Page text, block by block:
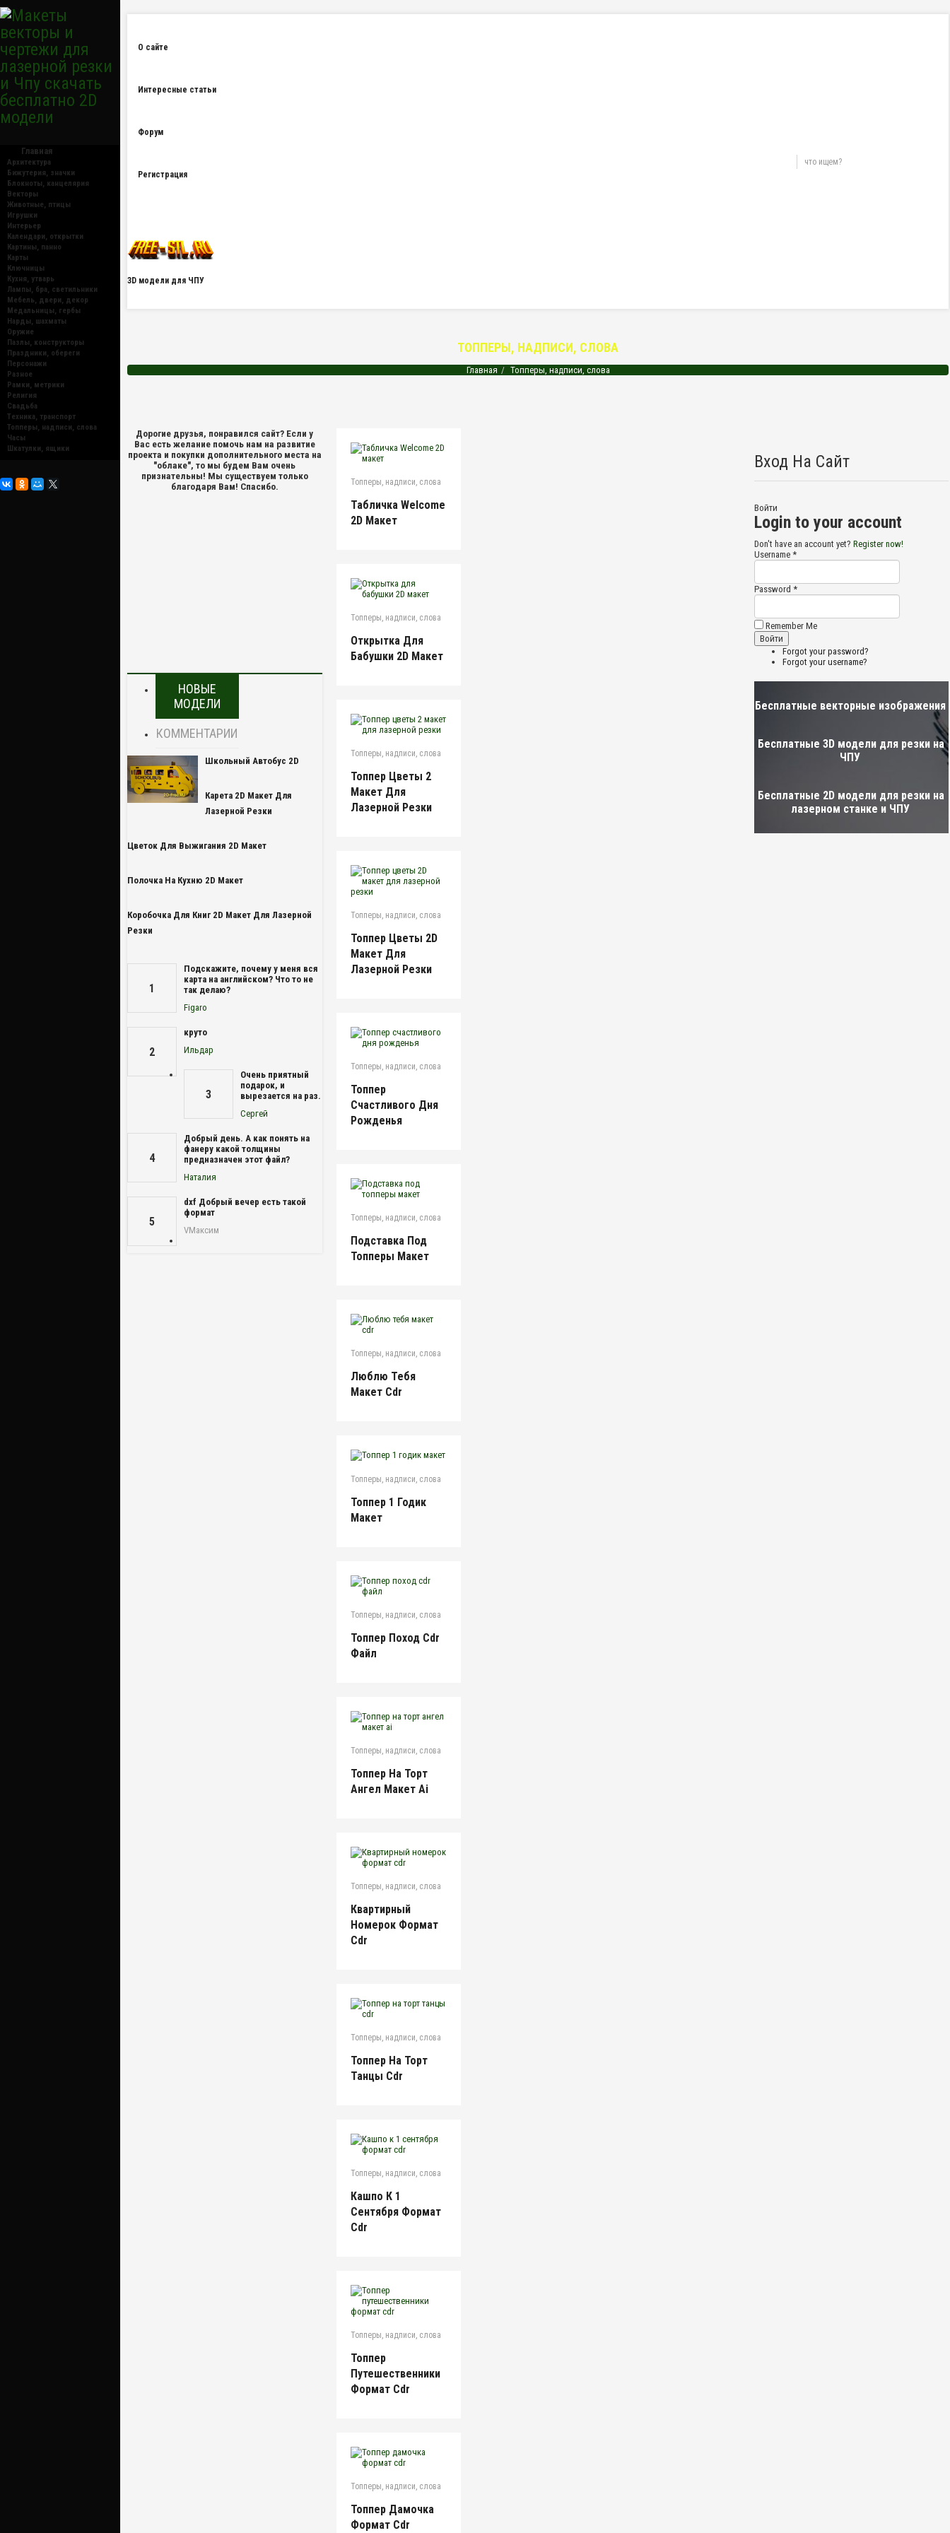
Главная
Архитектура
Бижутерия, значки
Блокноты, канцелярия
Векторы
Животные, птицы
Игрушки
Интерьер
Календари, открытки
Картины, панно
Карты
Ключницы
Кухня, утварь
Лампы, бра, светильники
Мебель, двери, декор
Медальницы, гербы
Нарды, шахматы
Оружие
Пазлы, конструкторы
Праздники, обереги
Персонажи
Разное
Рамки, метрики
Религия
Свадьба
Техника, транспорт
Топперы, надписи, слова
Часы
Шкатулки, ящики
О сайте
Интересные статьи
Форум
Регистрация
3D модели для ЧПУ
ТОППЕРЫ, НАДПИСИ, СЛОВА
Главная Топперы, надписи, слова
Дорогие друзья, понравился сайт? Если у
Вас есть желание помочь нам на развитие
проекта и покупки дополнительного места на
"облаке", то мы будем Вам очень
признательны! Мы существуем только
благодаря Вам! Спасибо.
НОВЫЕ
МОДЕЛИ
КОММЕНТАРИИ
Школьный Автобус 2D
Карета 2D Макет Для
Лазерной Резки
Цветок Для Выжигания 2D Макет
Полочка На Кухню 2D Макет
Коробочка Для Книг 2D Макет Для Лазерной
Резки
1
Подскажите, почему у меня вся
карта на английском? Что то не
так делаю?
Figaro
2
круто
Ильдар
3
Очень приятный
подарок, и
вырезается на раз.
Сергей
4
Добрый день. А как понять на
фанеру какой толщины
предназначен этот файл?
Наталия
5
dxf Добрый вечер есть такой
формат
VМаксим
Топперы, надписи, слова
Табличка Welcome
2D Макет
Топперы, надписи, слова
Открытка Для
Бабушки 2D Макет
Топперы, надписи, слова
Топпер Цветы 2
Макет Для
Лазерной Резки
Топперы, надписи, слова
Топпер Цветы 2D
Макет Для
Лазерной Резки
Топперы, надписи, слова
Топпер
Счастливого Дня
Рожденья
Топперы, надписи, слова
Подставка Под
Топперы Макет
Топперы, надписи, слова
Люблю Тебя
Макет Cdr
Топперы, надписи, слова
Топпер 1 Годик
Макет
Топперы, надписи, слова
Топпер Поход Cdr
Файл
Топперы, надписи, слова
Топпер На Торт
Ангел Макет Ai
Топперы, надписи, слова
Квартирный
Номерок Формат
Cdr
Топперы, надписи, слова
Топпер На Торт
Танцы Cdr
Топперы, надписи, слова
Кашпо К 1
Сентября Формат
Cdr
Топперы, надписи, слова
Топпер
Путешественники
Формат Cdr
Топперы, надписи, слова
Топпер Дамочка
Формат Cdr
Вход На Сайт
Войти
Login to your account
Don't have an account yet? Register now!
Username *
Password *
Remember Me
Forgot your password?
Forgot your username?
Бесплатные векторные изображения
Бесплатные 3D модели для резки на
ЧПУ
Бесплатные 2D модели для резки на
лазерном станке и ЧПУ